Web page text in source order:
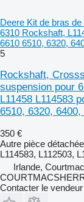
Deere Kit de bras
6310 Rockshaft,
6610 6510, 6320,
5
Rockshaft,
suspension pour
L11458 L114583
6510, 6320, 6400,
350 €
Autre pièce
L114583, L112503,
Irlande,
Contacter le vendeur